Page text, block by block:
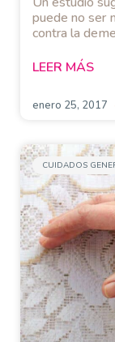
puede no ser
contra la
LEER MÁS
enero 25, 2017
CUIDADOS